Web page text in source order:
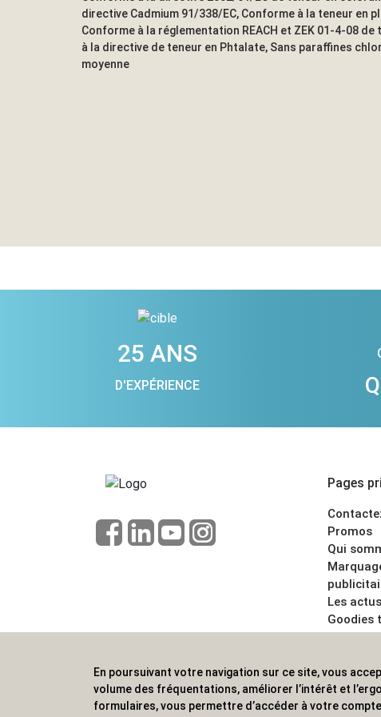
directive Cadmium 91/338/EC, Conforme à la teneur en
Conforme à la réglementation REACH et ZEK 01-4-08 de
à la directive de teneur en Phtalate, Sans paraffines
moyenne
25 ANS
D'EXPÉRIENCE
Pages
Promos
Qui
Les
Goodies
CGV
ALVS, fournisseur d'objets publicitaires, pour
En poursuivant votre navigation sur ce site, vous
volume des fréquentations, améliorer l’intérêt et
formulaires, vous permettre d’accéder à votre